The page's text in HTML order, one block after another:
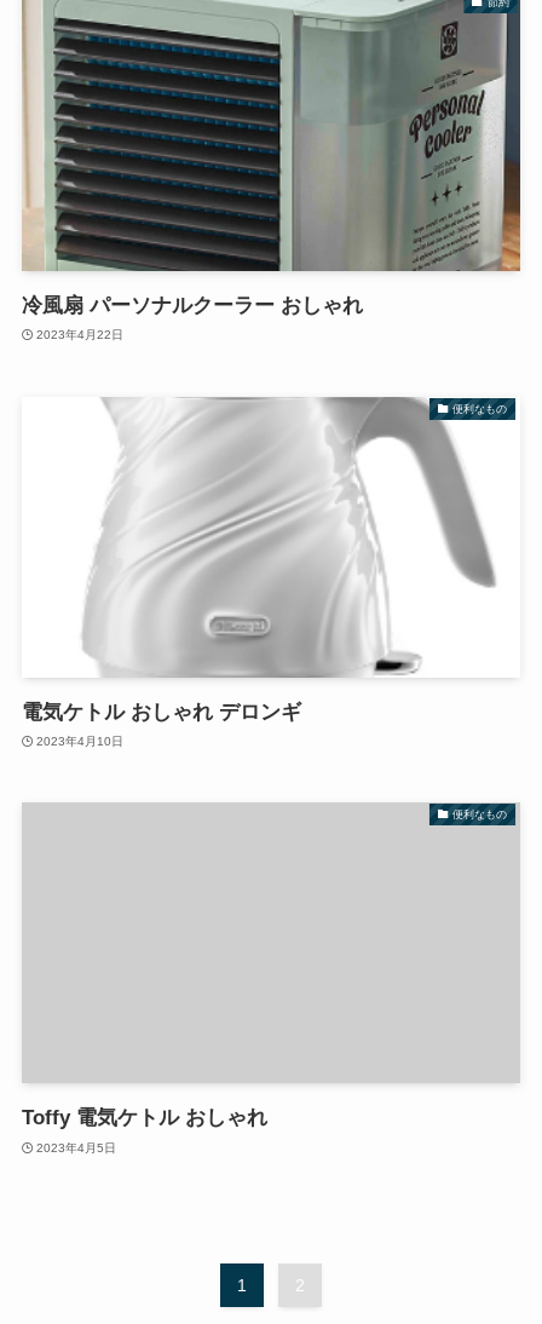
冷風扇 パーソナルクーラー おしゃれ
2023年4月22日
便利なもの
電気ケトル おしゃれ デロンギ
2023年4月10日
便利なもの
Toffy 電気ケトル おしゃれ
2023年4月5日
1 2